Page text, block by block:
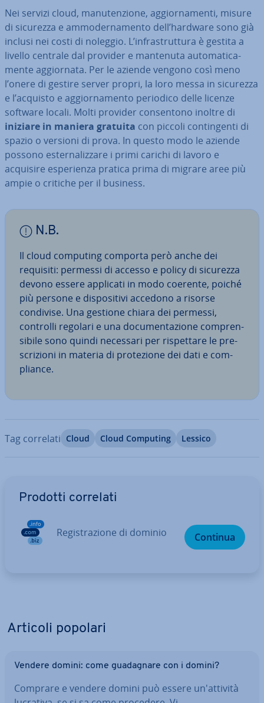
Nei servizi cloud, ma­nu­ten­zio­ne, ag­gior­na­men­ti, misure
di sicurezza e am­mo­der­na­men­to dell’hardware sono già
inclusi nei costi di noleggio. L’in­fra­strut­tu­ra è gestita a
livello centrale dal provider e mantenuta au­to­ma­ti­ca­
men­te ag­gior­na­ta. Per le aziende vengono così meno
l’onere di gestire server propri, la loro messa in sicurezza
e l’acquisto e ag­gior­na­men­to periodico delle licenze
software locali. Molti provider con­sen­to­no inoltre di
iniziare in maniera gratuita con piccoli con­tin­gen­ti di
spazio o versioni di prova. In questo modo le aziende
possono ester­na­liz­za­re i primi carichi di lavoro e
acquisire espe­rien­za pratica prima di migrare aree più
ampie o critiche per il business.
N.B.
Il cloud computing comporta però anche dei
requisiti: permessi di accesso e policy di sicurezza
devono essere applicati in modo coerente, poiché
più persone e di­spo­si­ti­vi accedono a risorse
condivise. Una gestione chiara dei permessi,
controlli regolari e una do­cu­men­ta­zio­ne com­pren­
si­bi­le sono quindi necessari per ri­spet­ta­re le pre­
scri­zio­ni in materia di pro­te­zio­ne dei dati e com­
plian­ce.
Tag correlati Cloud Cloud Computing Lessico
Prodotti correlati
Re­gi­stra­zio­ne di dominio Continua
Articoli popolari
Vendere domini: come gua­da­gna­re con i domini?
Comprare e vendere domini può essere un'at­ti­vi­tà